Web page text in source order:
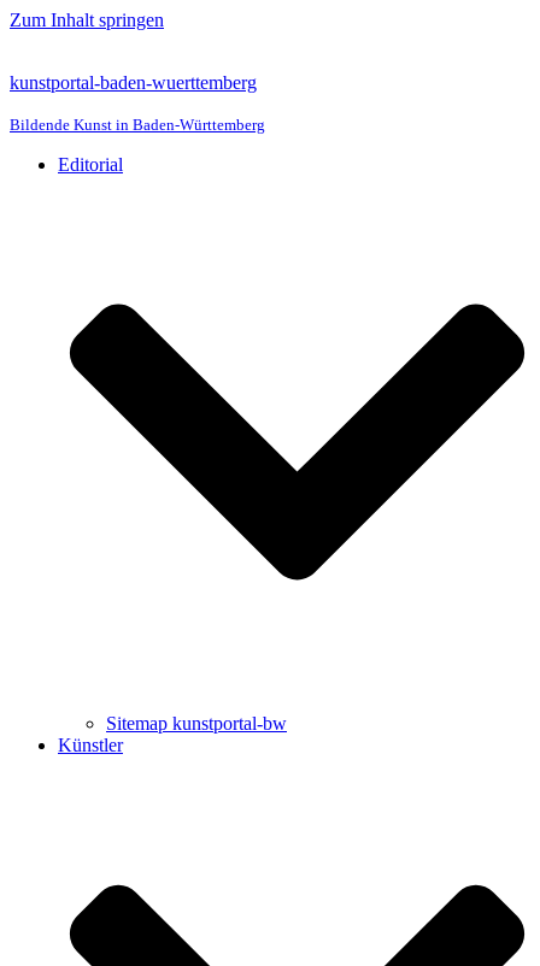
Zum Inhalt springen
kunstportal-baden-wuerttemberg
Bildende Kunst in Baden-Württemberg
Editorial
Sitemap kunstportal-bw
Künstler